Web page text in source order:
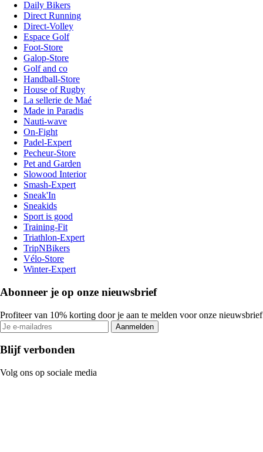
Daily Bikers
Direct Running
Direct-Volley
Espace Golf
Foot-Store
Galop-Store
Golf and co
Handball-Store
House of Rugby
La sellerie de Maé
Made in Paradis
Nauti-wave
On-Fight
Padel-Expert
Pecheur-Store
Pet and Garden
Slowood Interior
Smash-Expert
Sneak'In
Sneakids
Sport is good
Training-Fit
Triathlon-Expert
TripNBikers
Vélo-Store
Winter-Expert
Abonneer je op onze nieuwsbrief
Profiteer van 10% korting door je aan te melden voor onze nieuwsbrief
Aanmelden
Blijf verbonden
Volg ons op sociale media